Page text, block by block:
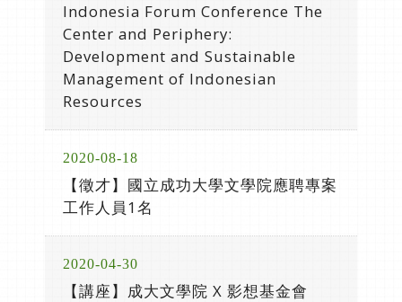
Indonesia Forum Conference The
Center and Periphery:
Development and Sustainable
Management of Indonesian
Resources
2020-08-18
【徵才】國立成功大學文學院應聘專案
工作人員1名
2020-04-30
【講座】成大文學院 X 影想基金會